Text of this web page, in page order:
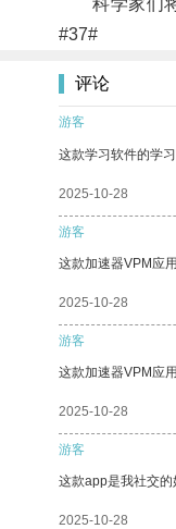
科学家们将
#37#
评论
游客
这款学习软件的学
2025-10-28
游客
这款加速器VPM应
2025-10-28
游客
这款加速器VPM应
2025-10-28
游客
这款app是我社交的
2025-10-28